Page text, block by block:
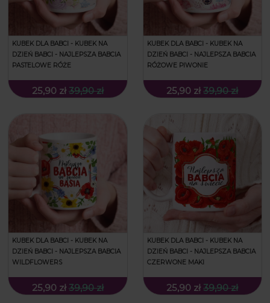
KUBEK DLA BABCI - KUBEK NA
DZIEŃ BABCI - NAJLEPSZA BABCIA
PASTELOWE RÓŻE
25,90 zł 39,90 zł
KUBEK DLA BABCI - KUBEK NA
DZIEŃ BABCI - NAJLEPSZA BABCIA
RÓŻOWE PIWONIE
25,90 zł 39,90 zł
KUBEK DLA BABCI - KUBEK NA
DZIEŃ BABCI - NAJLEPSZA BABCIA
WILDFLOWERS
25,90 zł 39,90 zł
KUBEK DLA BABCI - KUBEK NA
DZIEŃ BABCI - NAJLEPSZA BABCIA
CZERWONE MAKI
25,90 zł 39,90 zł